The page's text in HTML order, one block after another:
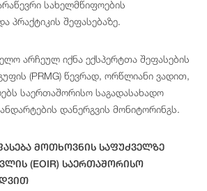
სახელმწიფოების
პრაქტიკის შეფასებაზე.
არჩეულ იქნა ექსპერტთა შეფასების
(PRMG) წევრად, ორწლიანი ვადით,
საერთაშორისო საგადასახადო
დანერგვის მონიტორინგს.
Მოთხოვნის Საფუძველზე
(EOIR) Საერთაშორისო